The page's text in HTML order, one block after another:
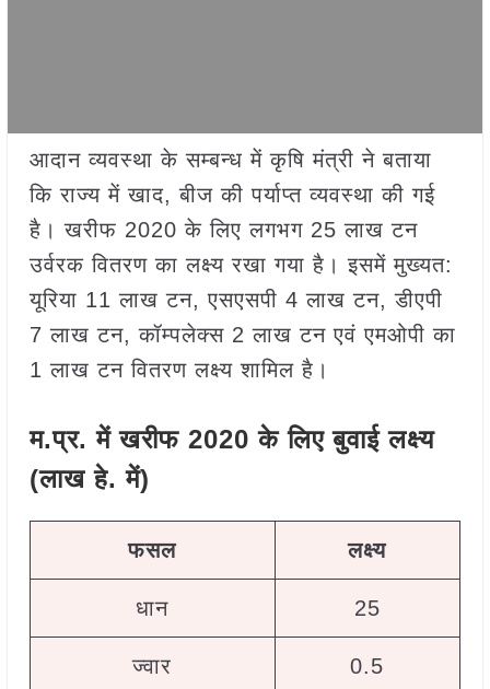
आदान व्यवस्था के सम्बन्ध में कृषि मंत्री ने बताया
कि राज्य में खाद, बीज की पर्याप्त व्यवस्था की गई
है। खरीफ 2020 के लिए लगभग 25 लाख टन
उर्वरक वितरण का लक्ष्य रखा गया है। इसमें मुख्यत:
यूरिया 11 लाख टन, एसएसपी 4 लाख टन, डीएपी
7 लाख टन, कॉम्पलेक्स 2 लाख टन एवं एमओपी का
1 लाख टन वितरण लक्ष्य शामिल है।
म.प्र. में खरीफ 2020 के लिए बुवाई लक्ष्य
(लाख हे. में)
फसल लक्ष्य
धान 25
ज्वार 0.5